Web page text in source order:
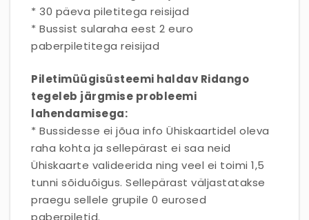
* 30 päeva piletitega reisijad
* Bussist sularaha eest 2 euro
paberpiletitega reisijad
Piletimüügisüsteemi haldav Ridango
tegeleb järgmise probleemi
lahendamisega:
* Bussidesse ei jõua info Ühiskaartidel oleva
raha kohta ja sellepärast ei saa neid
Ühiskaarte valideerida ning veel ei toimi 1,5
tunni sõiduõigus. Sellepärast väljastatakse
praegu sellele grupile 0 eurosed
paberpiletid.